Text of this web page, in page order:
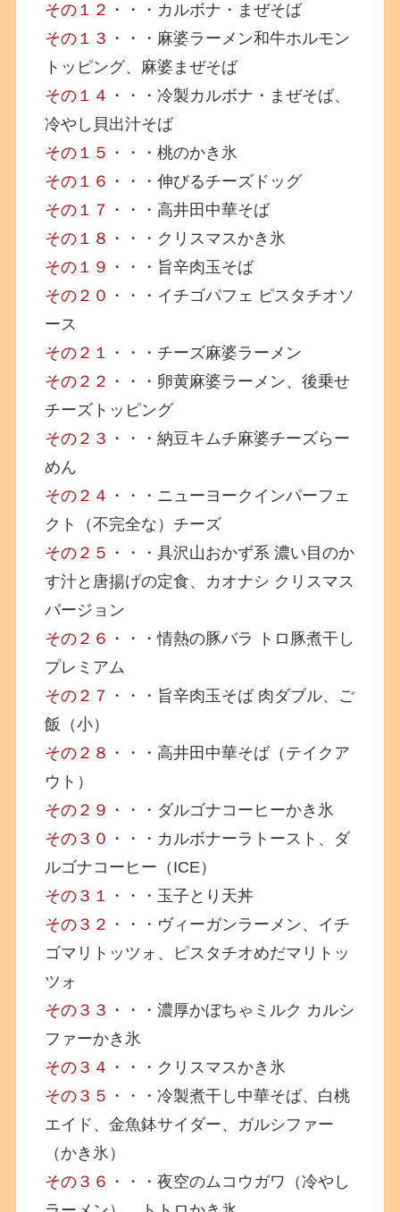
その１２ ・・・カルボナ・まぜそば
その１３ ・・・麻婆ラーメン和牛ホルモン
トッピング、麻婆まぜそば
その１４ ・・・冷製カルボナ・まぜそば、
冷やし貝出汁そば
その１５ ・・・桃のかき氷
その１６ ・・・伸びるチーズドッグ
その１７ ・・・高井田中華そば
その１８ ・・・クリスマスかき氷
その１９ ・・・旨辛肉玉そば
その２０ ・・・イチゴパフェ ピスタチオソ
ース
その２１ ・・・チーズ麻婆ラーメン
その２２ ・・・卵黄麻婆ラーメン、後乗せ
チーズトッピング
その２３ ・・・納豆キムチ麻婆チーズらー
めん
その２４ ・・・ニューヨークインパーフェ
クト（不完全な）チーズ
その２５ ・・・具沢山おかず系 濃い目のか
す汁と唐揚げの定食、カオナシ クリスマス
バージョン
その２６ ・・・情熱の豚バラ トロ豚煮干し
プレミアム
その２７ ・・・旨辛肉玉そば 肉ダブル、ご
飯（小）
その２８ ・・・高井田中華そば（テイクア
ウト）
その２９ ・・・ダルゴナコーヒーかき氷
その３０ ・・・カルボナーラトースト、ダ
ルゴナコーヒー（ICE）
その３１ ・・・玉子とり天丼
その３２ ・・・ヴィーガンラーメン、イチ
ゴマリトッツォ、ピスタチオめだマリトッ
ツォ
その３３ ・・・濃厚かぼちゃミルク カルシ
ファーかき氷
その３４ ・・・クリスマスかき氷
その３５ ・・・冷製煮干し中華そば、白桃
エイド、金魚鉢サイダー、ガルシファー
（かき氷）
その３６ ・・・夜空のムコウガワ（冷やし